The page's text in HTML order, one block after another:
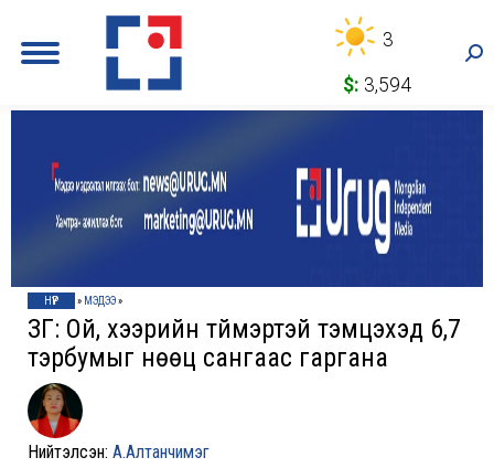
3
$: 3,594
НҮҮР » МЭДЭЭ»
ЗГ: Ой, хээрийн түймэртэй тэмцэхэд 6,7
тэрбумыг нөөц сангаас гаргана
Нийтэлсэн: А.Алтанчимэг